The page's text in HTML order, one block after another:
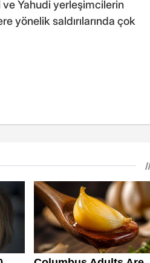
ve Yahudi yerleşimcilerin
yönelik saldırılarında çok